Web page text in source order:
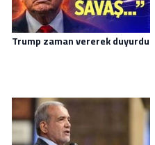
Trump zaman vererek duyurdu